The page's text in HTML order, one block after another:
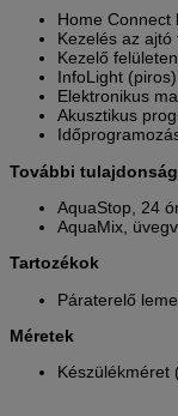
Home Connect
Kezelés az ajtó
Kezelő
InfoLight (piros)
Elektronikus
Akusztikus
További
AquaStop, 24
AquaMix,
Tartozékok
Páraterelő
Méretek
Készülékméret